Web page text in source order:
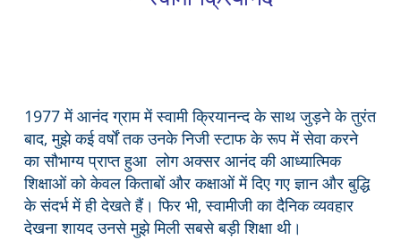
1977 में आनंद ग्राम में स्वामी क्रियानन्द के साथ जुड़ने के तुरंत
बाद, मुझे कई वर्षों तक उनके निजी स्टाफ के रूप में सेवा करने
का सौभाग्य प्राप्त हुआ लोग अक्सर आनंद की आध्यात्मिक
शिक्षाओं को केवल किताबों और कक्षाओं में दिए गए ज्ञान और बुद्धि
के संदर्भ में ही देखते हैं। फिर भी, स्वामीजी का दैनिक व्यवहार
देखना शायद उनसे मुझे मिली सबसे बड़ी शिक्षा थी।